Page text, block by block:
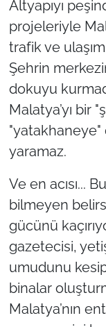
Altyapıyı
projeleriyle
trafik ve
Şehrin
dokuyu
Malatya’yı bir
yaramaz.
Ve en acısı...
bilmeyen
gücünü
gazetecisi,
umudunu
binalar
Malatya’nın